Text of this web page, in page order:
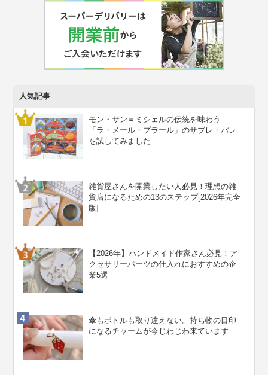
人気記事
モン・サン＝ミシェルの伝統を味わう
「ラ・メール・プラール」のサブレ・パレ
を試してみました
雑貨屋さんを開業したい人必見！理想の雑
貨店になるための13のステップ[2026年完全
版]
【2026年】ハンドメイド作家さん必見！ア
クセサリーパーツの仕入れにおすすめの企
業5選
傘もボトルも取り違えない。持ち物の目印
になるチャームが今じわじわ来ています